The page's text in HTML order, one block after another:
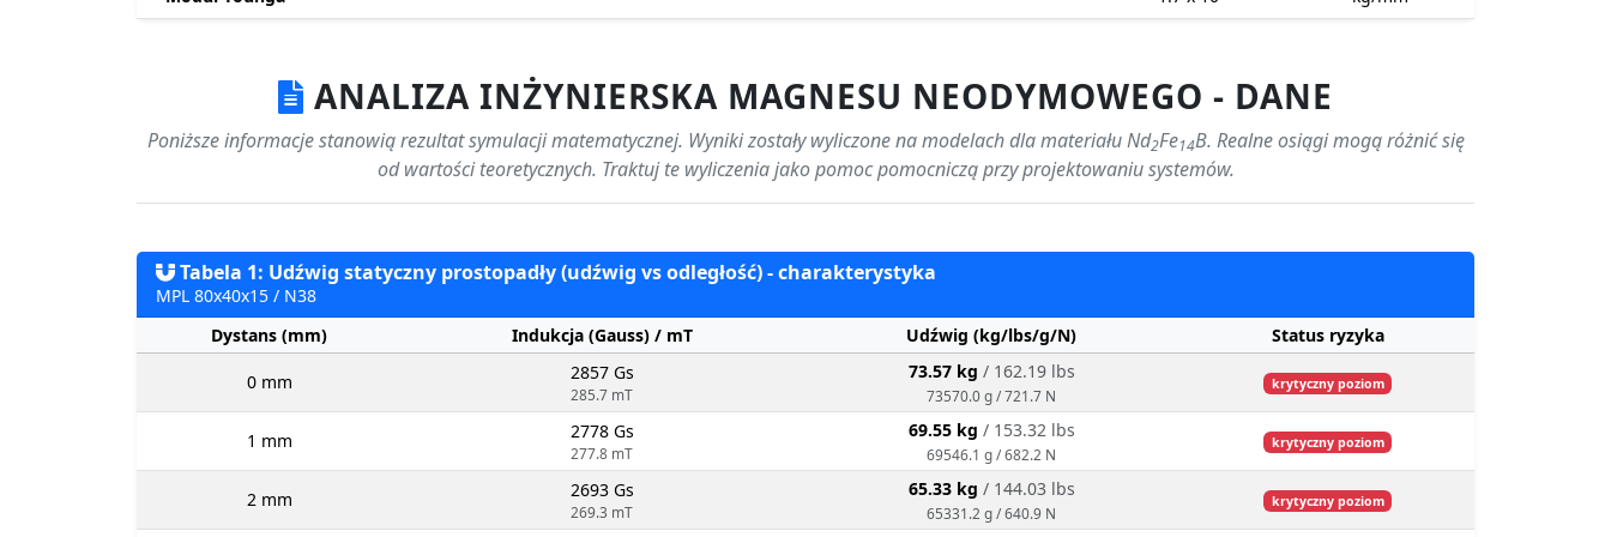
ANALIZA INŻYNIERSKA MAGNESU NEODYMOWEGO - DANE
Poniższe informacje stanowią rezultat symulacji matematycznej. Wyniki zostały wyliczone na modelach dla materiału Nd2Fe14B. Realne osiągi mogą różnić się
od wartości teoretycznych. Traktuj te wyliczenia jako pomoc pomocniczą przy projektowaniu systemów.
Tabela 1: Udźwig statyczny prostopadły (udźwig vs odległość) - charakterystyka
MPL 80x40x15 / N38
Dystans (mm)
Indukcja (Gauss) / mT Udźwig (kg/lbs/g/N) Status ryzyka
0 mm 2857 Gs
285.7 mT
73.57 kg / 162.19 lbs
73570.0 g / 721.7 N
krytyczny poziom
1 mm 2778 Gs
277.8 mT
69.55 kg / 153.32 lbs
69546.1 g / 682.2 N
krytyczny poziom
2 mm 2693 Gs
269.3 mT
65.33 kg / 144.03 lbs
65331.2 g / 640.9 N
krytyczny poziom